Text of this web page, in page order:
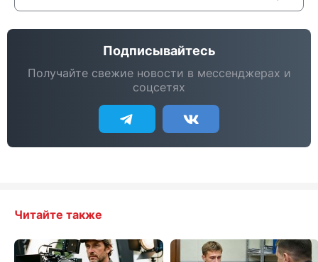
Подписывайтесь
Получайте свежие новости в мессенджерах и
соцсетях
Читайте также